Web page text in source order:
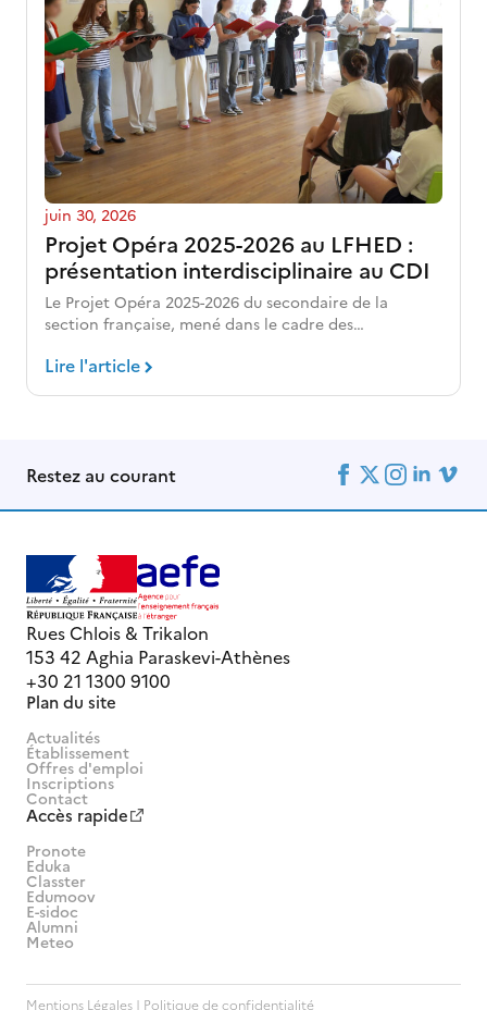
Projet Opéra 2025-2026 au LFHED :
présentation interdisciplinaire au CDI
juin 30, 2026
Le Projet Opéra 2025-2026 du secondaire de la
section française, mené dans le cadre des…
Lire l'article
Restez au courant
Rues Chlois & Trikalon
153 42 Aghia Paraskevi-Athènes
+30 21 1300 9100
Plan du site
Actualités
Établissement
Offres d'emploi
Inscriptions
Contact
Accès rapide
Pronote
Eduka
Classter
Edumoov
E-sidoc
Alumni
Meteo
Mentions Légales | Politique de confidentialité